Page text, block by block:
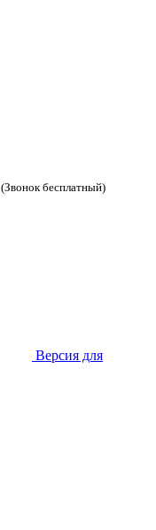
(Звонок бесплатный)
Версия для